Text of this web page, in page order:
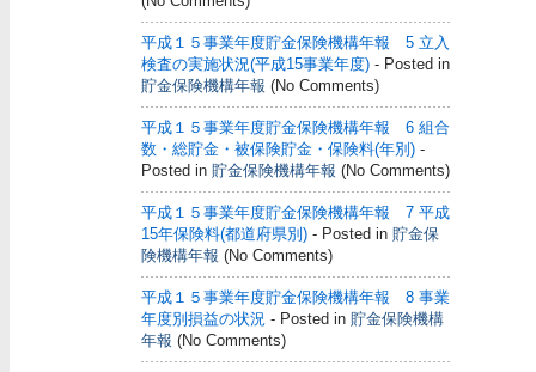
平成１５事業年度貯金保険機構年報 5 立入
検査の実施状況(平成15事業年度) - Posted in
貯金保険機構年報 (No Comments)
平成１５事業年度貯金保険機構年報 6 組合
数・総貯金・被保険貯金・保険料(年別) -
Posted in 貯金保険機構年報 (No Comments)
平成１５事業年度貯金保険機構年報 7 平成
15年保険料(都道府県別) - Posted in 貯金保
険機構年報 (No Comments)
平成１５事業年度貯金保険機構年報 8 事業
年度別損益の状況 - Posted in 貯金保険機構
年報 (No Comments)